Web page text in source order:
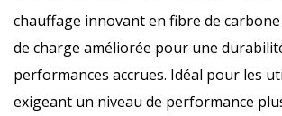
chauffage innovant en fibre de carbone
de charge améliorée pour une
performances accrues. Idéal pour les
exigeant un niveau de performance